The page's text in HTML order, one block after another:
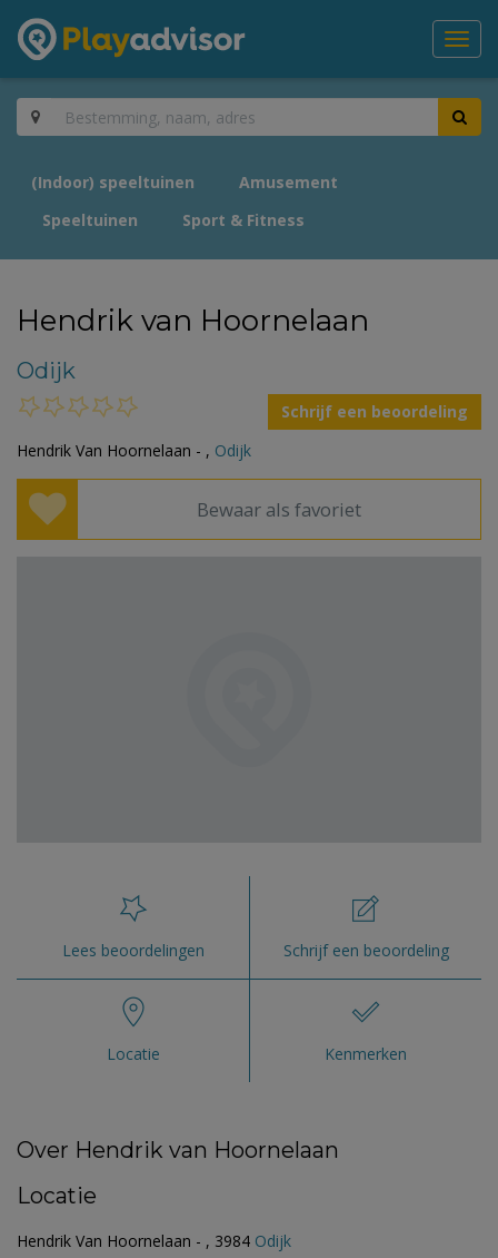
(Indoor) speeltuinen
Amusement
Speeltuinen
Sport & Fitness
Hendrik van Hoornelaan
Odijk
Schrijf een beoordeling
Hendrik Van Hoornelaan - , Odijk
Bewaar als favoriet
Lees beoordelingen Schrijf een beoordeling
Locatie Kenmerken
Over Hendrik van Hoornelaan
Locatie
Hendrik Van Hoornelaan - , 3984 Odijk